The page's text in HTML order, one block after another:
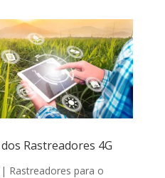
Rastreadores 4G
Rastreadores para o